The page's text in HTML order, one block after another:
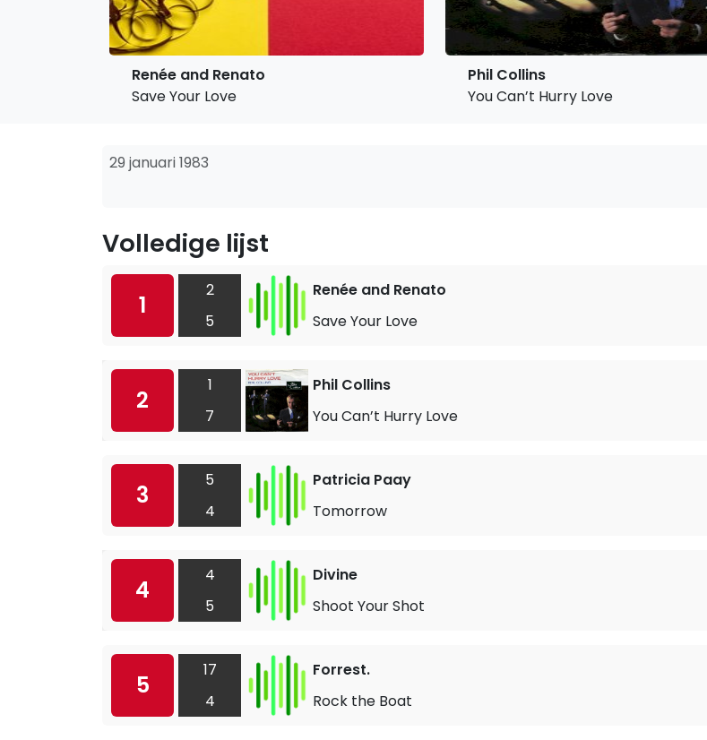
Renée and Renato
Save Your Love
Phil Collins
You Can’t Hurry Love
29 januari 1983
Volledige lijst
1
2
5
Renée and Renato
Save Your Love
2
1
7
Phil Collins
You Can’t Hurry Love
3
5
4
Patricia Paay
Tomorrow
4
4
5
Divine
Shoot Your Shot
5
17
4
Forrest.
Rock the Boat